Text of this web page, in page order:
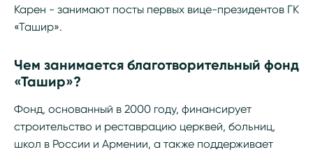
Карен - занимают посты первых вице-президентов ГК
«Ташир».
Чем занимается благотворительный фонд
«Ташир»?
Фонд, основанный в 2000 году, финансирует
строительство и реставрацию церквей, больниц,
школ в России и Армении, а также поддерживает